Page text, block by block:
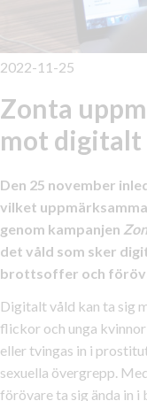
2022-11-25
Zonta
mot digitalt
Den 25 november
vilket
genom kampanjen
det våld som sker
brottsoffer och
Digitalt våld kan ta sig
flickor och unga
eller tvingas in i
sexuella övergrepp.
förövare ta sig ända in i